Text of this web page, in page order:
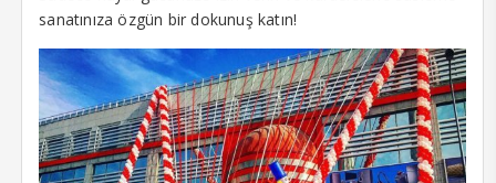
panel
panel
panel
sanatınıza özgün bir dokunuş katın!